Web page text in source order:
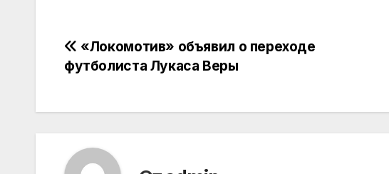
Навигация
по
записям
«Локомотив» объявил о переходе
футболиста Лукаса Веры